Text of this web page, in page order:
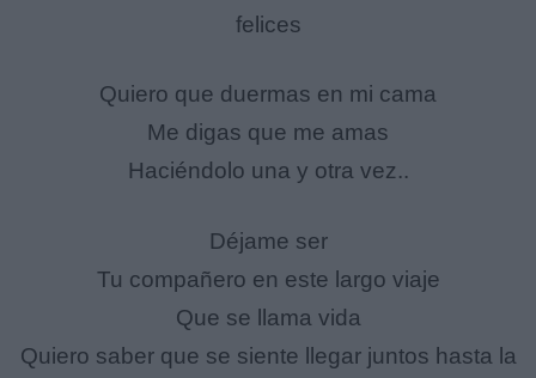
felices
Quiero que duermas en mi cama
Me digas que me amas
Haciéndolo una y otra vez..
Déjame ser
Tu compañero en este largo viaje
Que se llama vida
Quiero saber que se siente llegar juntos hasta la